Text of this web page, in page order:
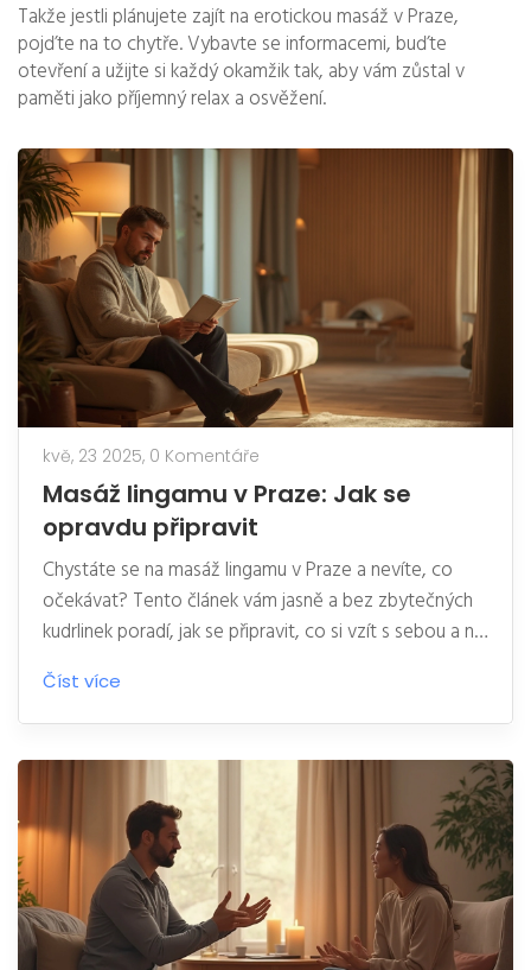
Takže jestli plánujete zajít na erotickou masáž v Praze,
pojďte na to chytře. Vybavte se informacemi, buďte
otevření a užijte si každý okamžik tak, aby vám zůstal v
paměti jako příjemný relax a osvěžení.
kvě, 23 2025, 0 Komentáře
Masáž lingamu v Praze: Jak se
opravdu připravit
Chystáte se na masáž lingamu v Praze a nevíte, co
očekávat? Tento článek vám jasně a bez zbytečných
kudrlinek poradí, jak se připravit, co si vzít s sebou a na
co se zaměřit už před samotným termínem. Dozvíte
se, proč je důležité nastavit si hranice a proč se
většina trapných situací vyřeší jednoduchou
komunikací. Nechybí praktické rady ani konkrétní tipy
od zkušených návštěvníků pražských salónů. Konec
nervozity – pojďte do toho s hlavou čistou.
Číst více